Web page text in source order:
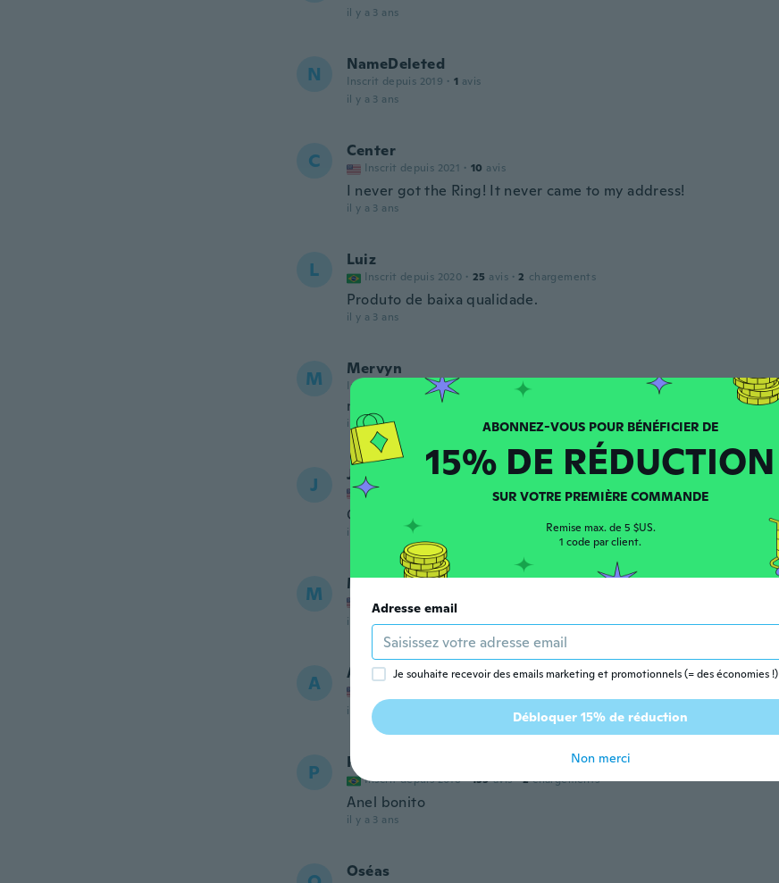
il y a 3 ans
N NameDeleted
Inscrit depuis 2019 · 1 avis
il y a 3 ans
C Center
Inscrit depuis 2021 · 10 avis
I never got the Ring! It never came to my address!
il y a 3 ans
L Luiz
Inscrit depuis 2020 · 25 avis · 2 chargements
Produto de baixa qualidade.
il y a 3 ans
M Mervyn
Inscrit depuis 2017 · 198 139 chargements
nice ring
il y a 3 ans
J James
Inscrit depuis 2021 avis
Good very nice
il y a 3 ans
M Marcus
Inscrit depuis 2018
il y a 3 ans
A Agnes
il y a 3 ans
P Paulo Cesar
Inscrit depuis 2018 · 135 avis · 2 chargements
Anel bonito
il y a 3 ans
Oséas
15% DE RÉDUCTION
SUR VOTRE PREMIÈRE COMMANDE
Remise max. de 5 $US.
1 code par client.
Adresse email
Je souhaite recevoir des emails marketing et promotionnels (= des économies !)
Débloquer 15% de réduction
Non merci